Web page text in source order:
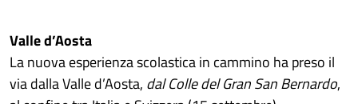
Valle d’Aosta
La nuova esperienza scolastica in cammino ha preso il
via dalla Valle d’Aosta, dal Colle del Gran San Bernardo,